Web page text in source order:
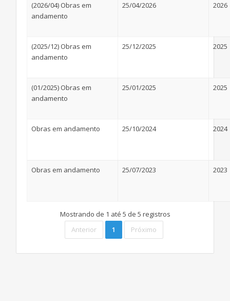
(2026/04) Obras em
andamento
25/04/2026 2026
(2025/12) Obras em
andamento
25/12/2025 2025
(01/2025) Obras em
andamento
25/01/2025 2025
Obras em andamento 25/10/2024 2024
Obras em andamento 25/07/2023 2023
Mostrando de 1 até 5 de 5 registros
Anterior
1 Próximo